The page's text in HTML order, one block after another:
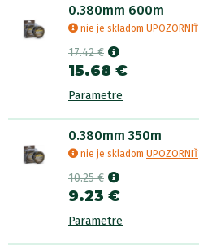
0.380mm 600m
nie je skladom UPOZORNIŤ
17.42 €
15.68 €
Parametre
0.380mm 350m
nie je skladom UPOZORNIŤ
10.25 €
9.23 €
Parametre